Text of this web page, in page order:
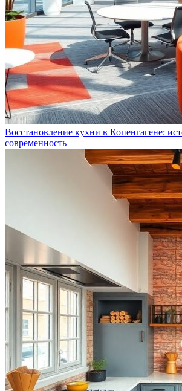
Восстановление кухни в Копенгагене:
современность